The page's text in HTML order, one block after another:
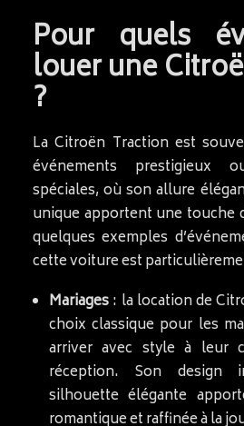
Pour quels
louer une
?
La Citroën Traction est
événements prestigieux
spéciales, où son allure
unique apportent une touche
quelques exemples
cette voiture est
Mariages: la location de
choix classique pour les
arriver avec style à leur
réception. Son design
silhouette élégante
romantique et raffinée à la